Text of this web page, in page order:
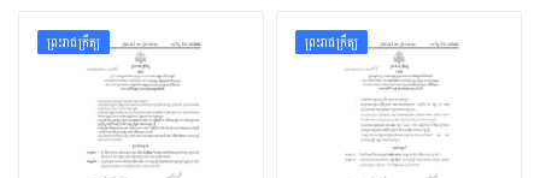
ព្រះរាជក្រឹត្យ ព្រះរាជក្រឹត្យ